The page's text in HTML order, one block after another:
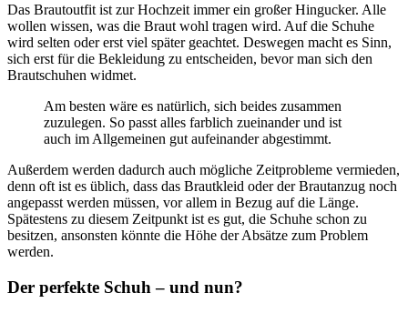
Das Brautoutfit ist zur Hochzeit immer ein großer Hingucker. Alle
wollen wissen, was die Braut wohl tragen wird. Auf die Schuhe
wird selten oder erst viel später geachtet. Deswegen macht es Sinn,
sich erst für die Bekleidung zu entscheiden, bevor man sich den
Brautschuhen widmet.
Am besten wäre es natürlich, sich beides zusammen
zuzulegen. So passt alles farblich zueinander und ist
auch im Allgemeinen gut aufeinander abgestimmt.
Außerdem werden dadurch auch mögliche Zeitprobleme vermieden,
denn oft ist es üblich, dass das Brautkleid oder der Brautanzug noch
angepasst werden müssen, vor allem in Bezug auf die Länge.
Spätestens zu diesem Zeitpunkt ist es gut, die Schuhe schon zu
besitzen, ansonsten könnte die Höhe der Absätze zum Problem
werden.
Der perfekte Schuh – und nun?